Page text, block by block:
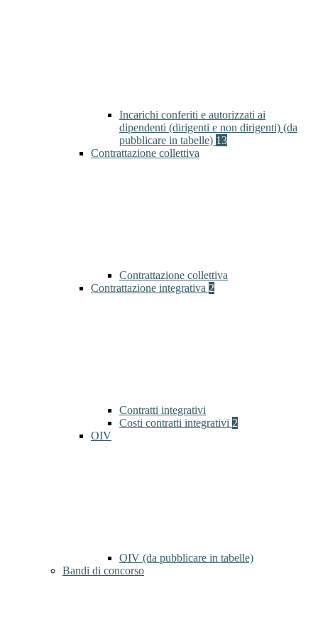
Incarichi conferiti e autorizzati ai
dipendenti (dirigenti e non dirigenti) (da
pubblicare in tabelle) 13
Contrattazione collettiva
Contrattazione collettiva
Contrattazione integrativa 2
Contratti integrativi
Costi contratti integrativi 2
OIV
OIV (da pubblicare in tabelle)
Bandi di concorso